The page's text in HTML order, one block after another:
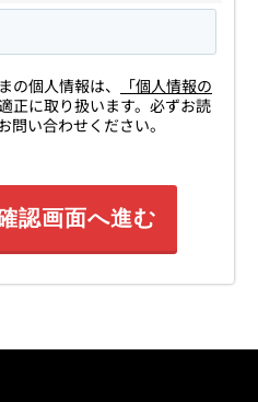
個人情報は、
「個人情報の
正に取り扱います。必ずお読
問い合わせください。
認画面へ進む